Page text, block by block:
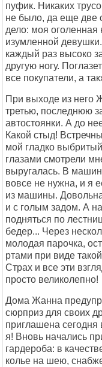
пуфик. Никаких
не было, да еще две
дело: моя оголенная
изумленной
каждый раз высоко
другую ногу.
все покупатели, а
При выходе из него
третью, последнюю
автостоянки. А до
Какой стыд!
мой гладко
глазами смотрели
выругалась. В
вовсе не нужна, и я
из машины.
и с голым задом. А
подняться по
бедер... Через
молодая парочка,
ртами при виде
Страх и все эти
просто великолепно!
Дома Жанна
сюрприз для своих
приглашена
я! Вновь начались
гардероба: в
колье на шею,